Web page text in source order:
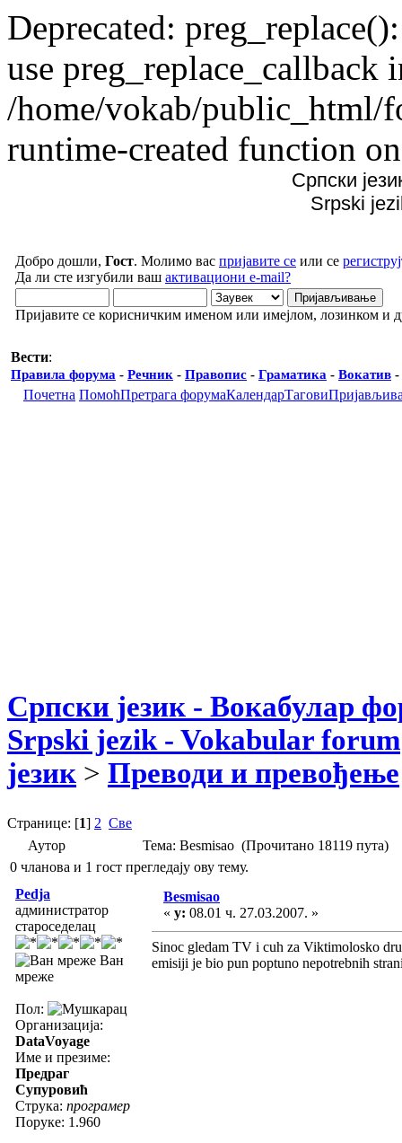
Deprecated:
use preg_replace_callback
/home/vokab/public_html/
runtime-created function
Српски
Srpski
Добро дошли, Гост. Молимо вас пријавите се или се
Да ли сте изгубили ваш активациони e-mail?
Пријавите се корисничким именом или имејлом, лозинком и
Вести:
Правила форума - Речник - Правопис - Граматика - Вокатив -
Почетна ПомоћПретрага форумаКалендарТагови
Српски језик - Вокабулар
Srpski jezik - Vokabular forum
језик > Преводи и превођење
Странице: [1] 2 Све
Аутор
Тема: Besmisao (Прочитано 18119 пута)
0 чланова и 1 гост прегледају ову тему.
Pedja
администратор
староседелац
Ван
мреже
Пол:
Организација:
DataVoyage
Име и презиме:
Предраг
Супуровић
Струка: програмер
Поруке: 1.960
Besmisao
« у: 08.01 ч. 27.03.2007. »
Sinoc gledam TV i cuh za Viktimolosko
emisiji je bio pun poptuno nepotrebnih